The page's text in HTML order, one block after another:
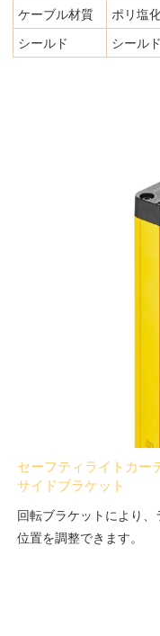
ケーブル材質
ポリ塩
シールド
シールド
セーフティライトカー
サイドブラケット
回転ブラケットにより、
位置を調整できます。